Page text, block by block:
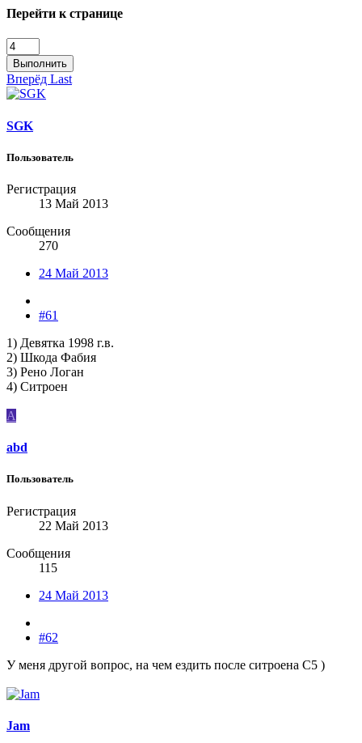
Перейти к странице
Выполнить
Вперёд Last
SGK
Пользователь
Регистрация
13 Май 2013
Сообщения
270
24 Май 2013
#61
1) Девятка 1998 г.в.
2) Шкода Фабия
3) Рено Логан
4) Ситроен
A
abd
Пользователь
Регистрация
22 Май 2013
Сообщения
115
24 Май 2013
#62
У меня другой вопрос, на чем ездить после ситроена С5 )
Jam